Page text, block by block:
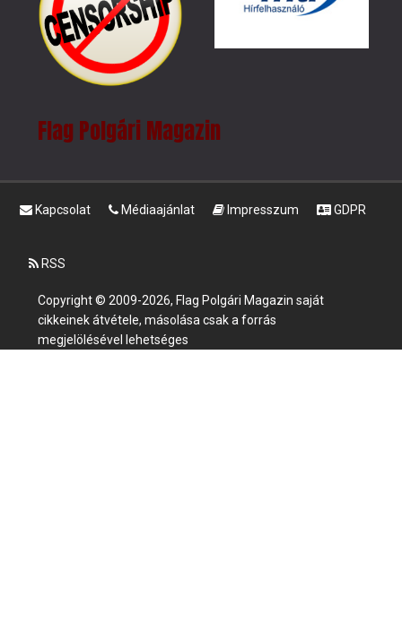
Flag Polgári Magazin
Kapcsolat Médiaajánlat Impresszum GDPR
RSS
Copyright © 2009-2026, Flag Polgári Magazin saját
cikkeinek átvétele, másolása csak a forrás
megjelölésével lehetséges